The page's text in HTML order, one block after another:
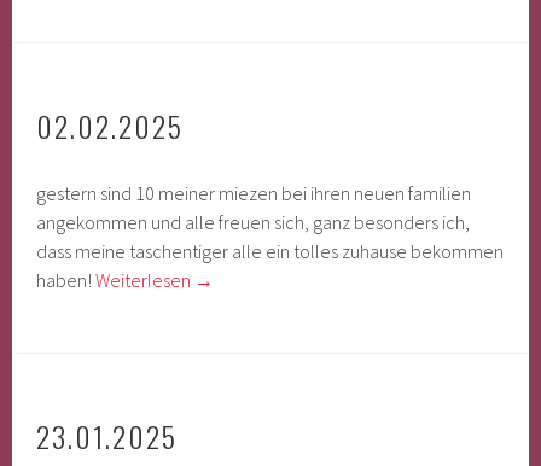
02.02.2025
gestern sind 10 meiner miezen bei ihren neuen familien
angekommen und alle freuen sich, ganz besonders ich,
dass meine taschentiger alle ein tolles zuhause bekommen
haben!Weiterlesen →
23.01.2025